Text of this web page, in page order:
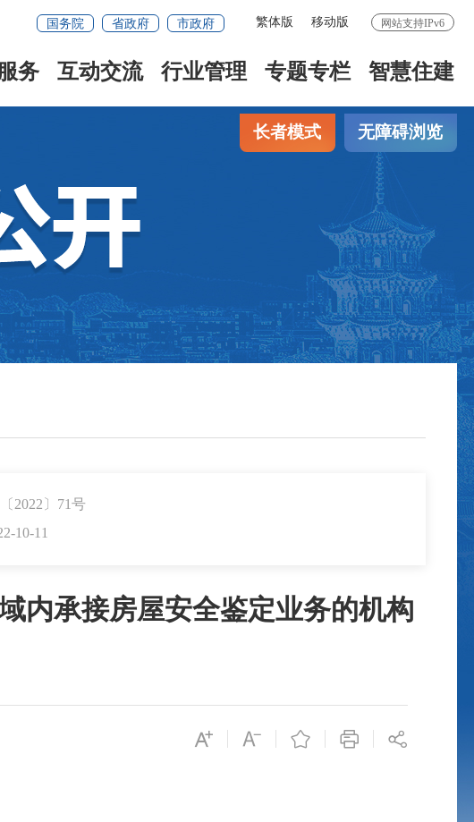
网站支持IPv6
繁体版 移动版
国务院 省政府 市政府
务 互动交流 行业管理 专题专栏 智慧住建
长者模式 无障碍浏览
2022〕71号
10-11
内承接房屋安全鉴定业务的机构